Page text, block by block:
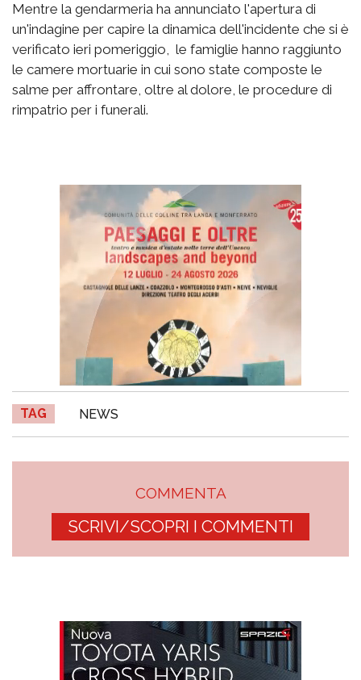
Mentre la gendarmeria ha annunciato l'apertura di
un'indagine per capire la dinamica dell'incidente che si è
verificato ieri pomeriggio, le famiglie hanno raggiunto
le camere mortuarie in cui sono state composte le
salme per affrontare, oltre al dolore, le procedure di
rimpatrio per i funerali.
TAG NEWS
COMMENTA
SCRIVI/SCOPRI I COMMENTI